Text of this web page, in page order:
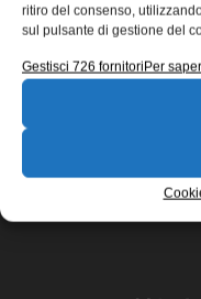
ritiro del consenso,
sul pulsante di gestione del
Gestisci 726 fornitoriPer